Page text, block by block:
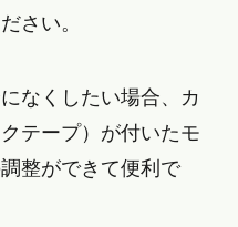
さい。
なくしたい場合、カ
テープ）が付いたモ
整ができて便利で